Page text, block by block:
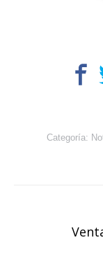
Categoría:
entre